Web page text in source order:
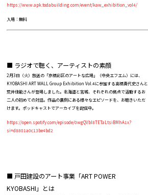
https://www.apk.todabuilding.com/event/kaw_exhibition_vol4/
入場：無料
■ ラジオで聴く、アーティストの素顔
2月3日（火）放送の「京橋彩区のアートな広場」（中央エフエム）には、
KYOBASHI ART WALL Group Exhibition Vol.4に参加する高橋喜代史さんと
荒井佳能さんが登場しました。北海道と宮城、それぞれの拠点で活動するお
二人の初めての対話。作品の裏側にある様々なエピソードを、お聴きいただ
けます。ポッドキャストでアーカイブを配信中。
https://open.spotify.com/episode/0wgQVbI8TETaLtsiBMhA1x?
si=d8801a0c13be4bd2
■ 戸田建設のアート事業「ART POWER
KYOBASHI」とは